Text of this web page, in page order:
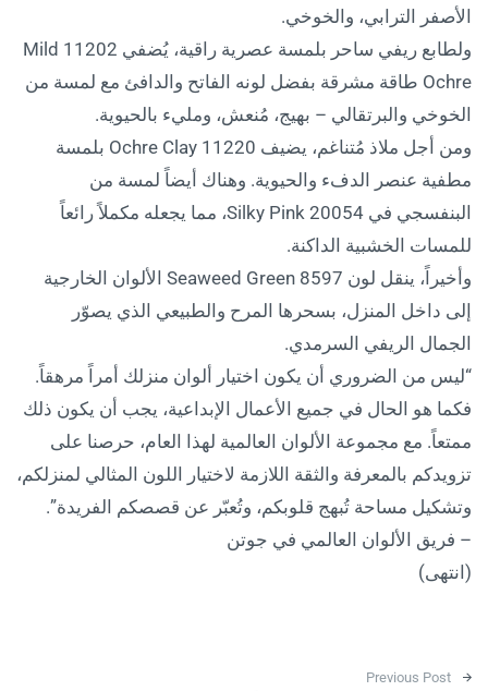
الأصفر الترابي، والخوخي.
ولطابع ريفي ساحر بلمسة عصرية راقية، يُضفي 11202 Mild
Ochre طاقة مشرقة بفضل لونه الفاتح والدافئ مع لمسة من
الخوخي والبرتقالي – بهيج، مُنعش، ومليء بالحيوية.
ومن أجل ملاذ مُتناغم، يضيف 11220 Ochre Clay بلمسة
مطفية عنصر الدفء والحيوية. وهناك أيضاً لمسة من
البنفسجي في 20054 Silky Pink، مما يجعله مكملاً رائعاً
للمسات الخشبية الداكنة.
وأخيراً، ينقل لون 8597 Seaweed Green الألوان الخارجية
إلى داخل المنزل، بسحرها المرح والطبيعي الذي يصوّر
الجمال الريفي السرمدي.
“ليس من الضروري أن يكون اختيار ألوان منزلك أمراً مرهقاً.
فكما هو الحال في جميع الأعمال الإبداعية، يجب أن يكون ذلك
ممتعاً. مع مجموعة الألوان العالمية لهذا العام، حرصنا على
تزويدكم بالمعرفة والثقة اللازمة لاختيار اللون المثالي لمنزلكم،
وتشكيل مساحة تُبهج قلوبكم، وتُعبّر عن قصصكم الفريدة”.
– فريق الألوان العالمي في جوتن
(انتهى)
Post navigation
Previous Post